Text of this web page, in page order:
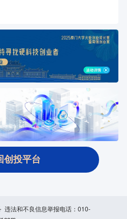
创投平台
违法和不良信息举报电话：010-